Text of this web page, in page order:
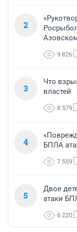
2
9 826
3
Что
властей
8 579
4
БПЛА
7 559
5
Двое
атаки
6 220